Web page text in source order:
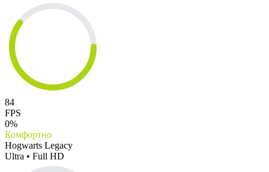
84
FPS
0%
Комфортно
Hogwarts Legacy
Ultra • Full HD